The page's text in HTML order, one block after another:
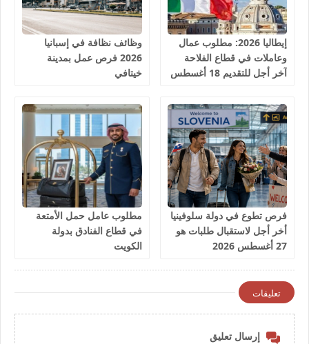
إيطاليا 2026: مطلوب عمال
وعاملات في قطاع الفلاحة
آخر أجل للتقديم 18 أغسطس
وظائف نظافة في إسبانيا
2026 فرص عمل بمدينة
خيتافي
فرص تطوع في دولة سلوفينيا
أخر أجل لاستقبال طلبات هو
27 أغسطس 2026
مطلوب عامل حمل الأمتعة
في قطاع الفنادق بدولة
الكويت
تعليقات
إرسال تعليق